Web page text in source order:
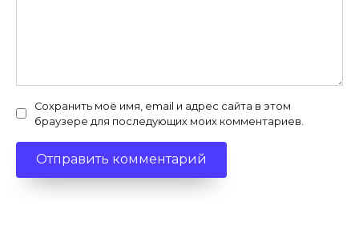
Сохранить моё имя, email и адрес сайта в этом
браузере для последующих моих комментариев.